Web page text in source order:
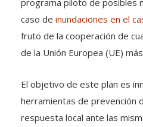
programa piloto de posibles
caso de inundaciones en el
fruto de la cooperación de
de la Unión Europea (UE)
El objetivo de este plan es
herramientas de prevención
respuesta local ante las